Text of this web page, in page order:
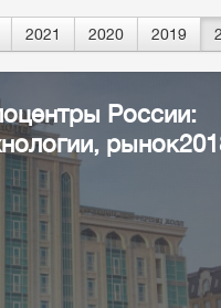
2021 2020 2019
России: